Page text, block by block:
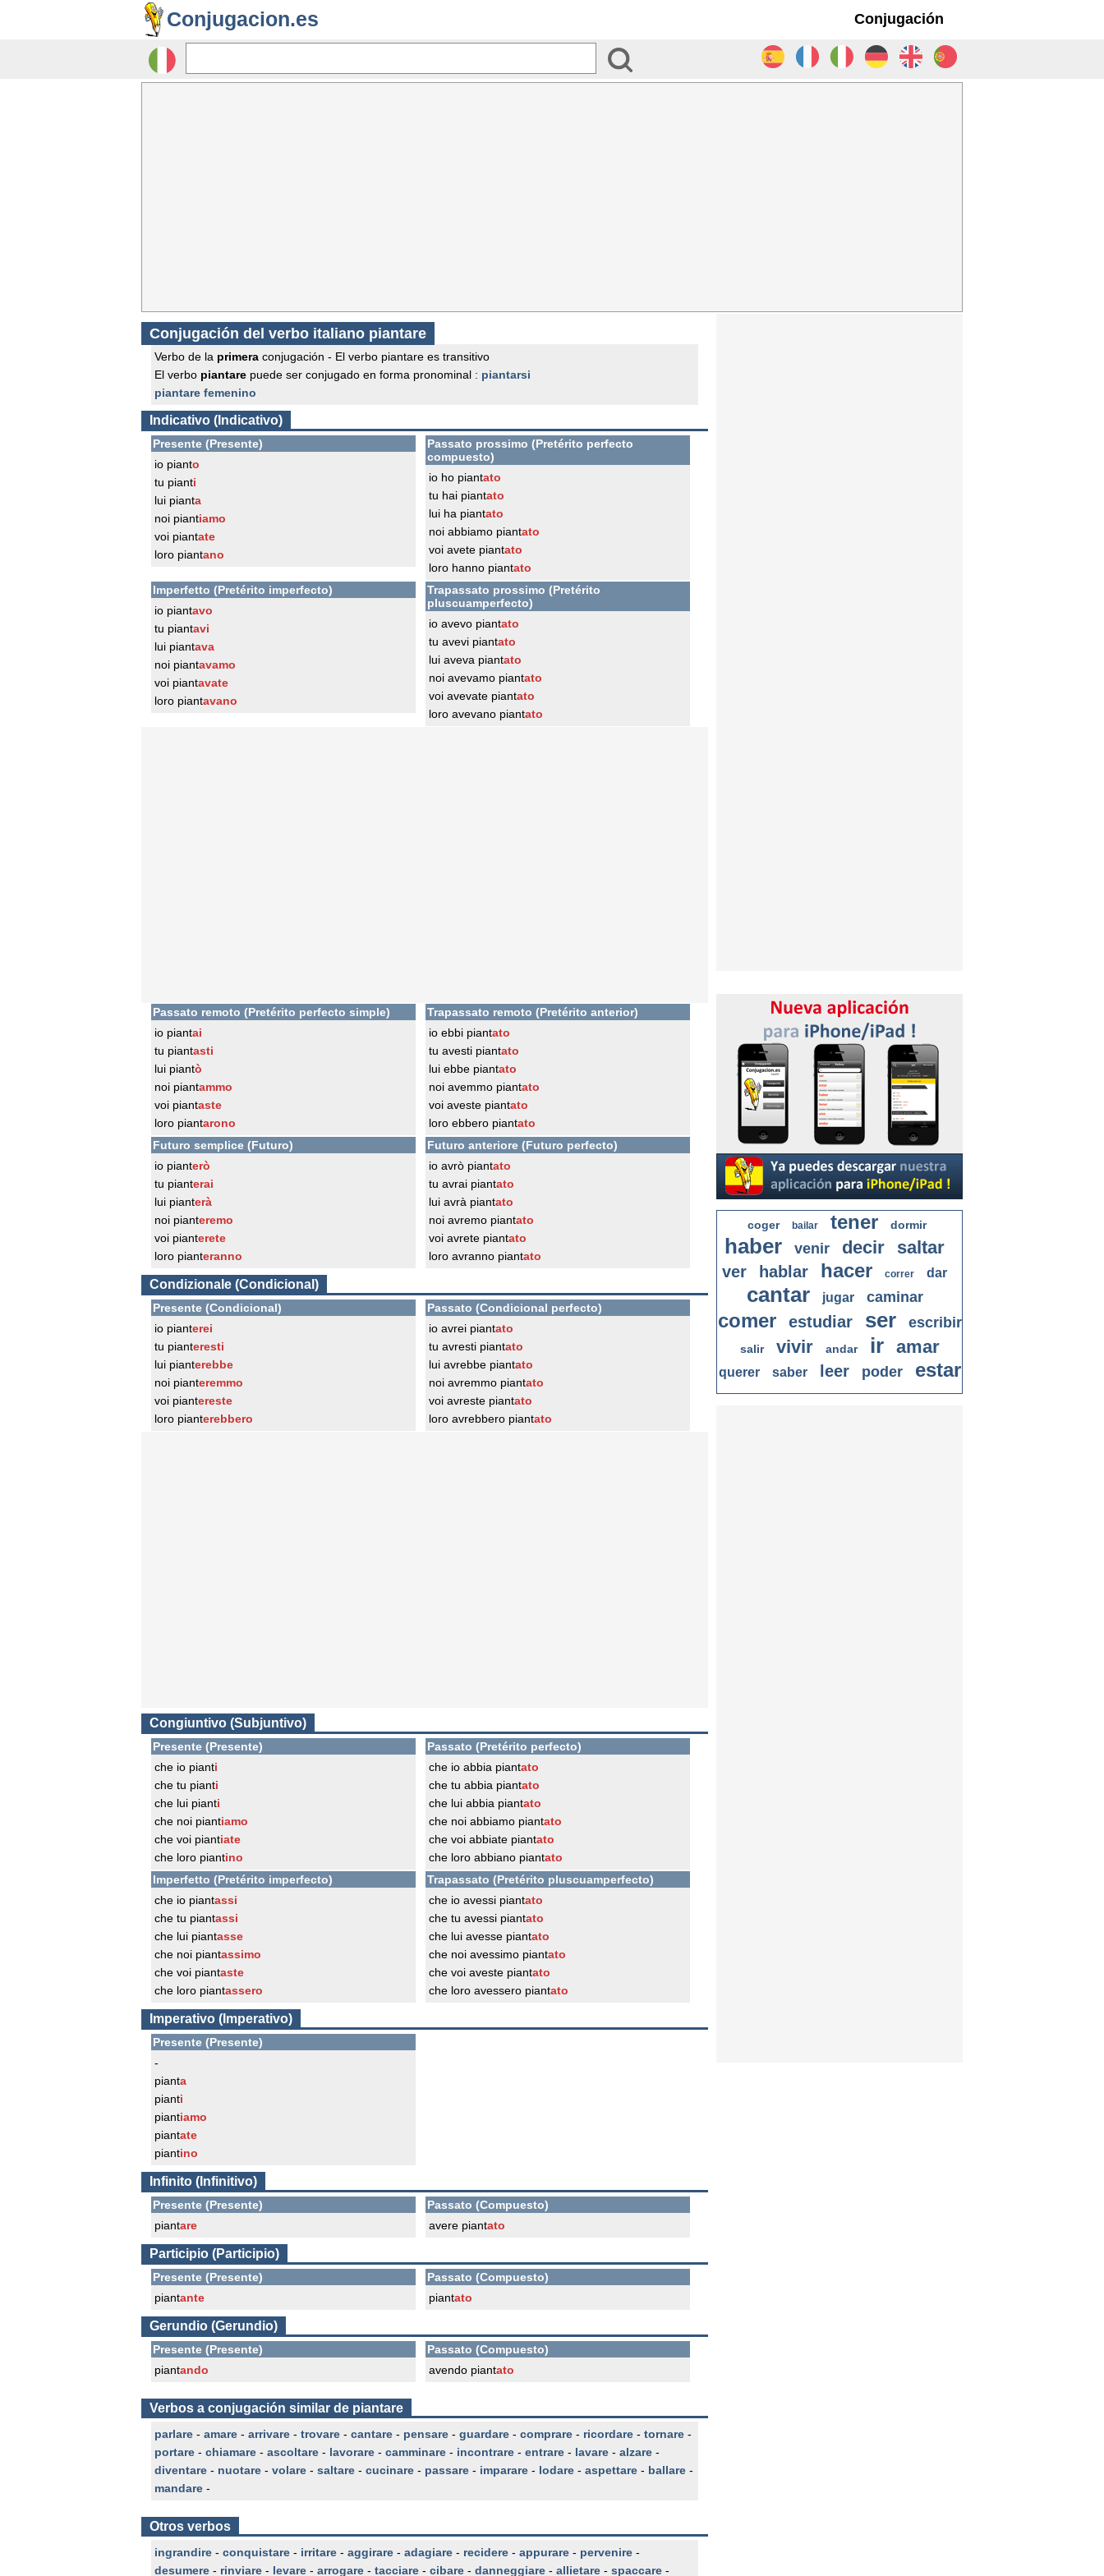
Conjugacion.es Conjugación
Conjugación del verbo italiano piantare
Verbo de la primera conjugación - El verbo piantare es transitivo
El verbo piantare puede ser conjugado en forma pronominal : piantarsi
piantare femenino
Indicativo (Indicativo)
Presente (Presente)
io pianto
tu pianti
lui pianta
noi piantiamo
voi piantate
loro piantano
Passato prossimo (Pretérito perfecto
compuesto)
io ho piantato
tu hai piantato
lui ha piantato
noi abbiamo piantato
voi avete piantato
loro hanno piantato
Imperfetto (Pretérito imperfecto)
io piantavo
tu piantavi
lui piantava
noi piantavamo
voi piantavate
loro piantavano
Trapassato prossimo (Pretérito
pluscuamperfecto)
io avevo piantato
tu avevi piantato
lui aveva piantato
noi avevamo piantato
voi avevate piantato
loro avevano piantato
Passato remoto (Pretérito perfecto simple)
io piantai
tu piantasti
lui piantò
noi piantammo
voi piantaste
loro piantarono
Trapassato remoto (Pretérito anterior)
io ebbi piantato
tu avesti piantato
lui ebbe piantato
noi avemmo piantato
voi aveste piantato
loro ebbero piantato
Futuro semplice (Futuro)
io pianterò
tu pianterai
lui pianterà
noi pianteremo
voi pianterete
loro pianteranno
Futuro anteriore (Futuro perfecto)
io avrò piantato
tu avrai piantato
lui avrà piantato
noi avremo piantato
voi avrete piantato
loro avranno piantato
Condizionale (Condicional)
Presente (Condicional)
io pianterei
tu pianteresti
lui pianterebbe
noi pianteremmo
voi piantereste
loro pianterebbero
Passato (Condicional perfecto)
io avrei piantato
tu avresti piantato
lui avrebbe piantato
noi avremmo piantato
voi avreste piantato
loro avrebbero piantato
Congiuntivo (Subjuntivo)
Presente (Presente)
che io pianti
che tu pianti
che lui pianti
che noi piantiamo
che voi piantiate
che loro piantino
Passato (Pretérito perfecto)
che io abbia piantato
che tu abbia piantato
che lui abbia piantato
che noi abbiamo piantato
che voi abbiate piantato
che loro abbiano piantato
Imperfetto (Pretérito imperfecto)
che io piantassi
che tu piantassi
che lui piantasse
che noi piantassimo
che voi piantaste
che loro piantassero
Trapassato (Pretérito pluscuamperfecto)
che io avessi piantato
che tu avessi piantato
che lui avesse piantato
che noi avessimo piantato
che voi aveste piantato
che loro avessero piantato
Imperativo (Imperativo)
Presente (Presente)
-
pianta
pianti
piantiamo
piantate
piantino
Infinito (Infinitivo)
Presente (Presente)
piantare
Passato (Compuesto)
avere piantato
Participio (Participio)
Presente (Presente)
piantante
Passato (Compuesto)
piantato
Gerundio (Gerundio)
Presente (Presente)
piantando
Passato (Compuesto)
avendo piantato
Verbos a conjugación similar de piantare
parlare - amare - arrivare - trovare - cantare - pensare - guardare - comprare - ricordare - tornare -
portare - chiamare - ascoltare - lavorare - camminare - incontrare - entrare - lavare - alzare -
diventare - nuotare - volare - saltare - cucinare - passare - imparare - lodare - aspettare - ballare -
mandare -
Otros verbos
ingrandire - conquistare - irritare - aggirare - adagiare - recidere - appurare - pervenire -
desumere - rinviare - levare - arrogare - tacciare - cibare - danneggiare - allietare - spaccare -
coger bailar tener dormir
haber venir decir saltar
ver hablar hacer correr dar
cantar jugar caminar
comer estudiar ser escribir
salir vivir andar ir amar
querer saber leer poder estar